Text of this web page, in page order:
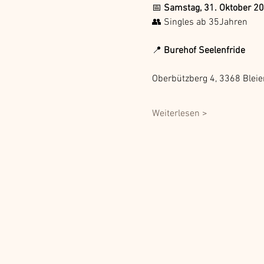
📅 Samstag, 31. Oktober
👥 Singles ab 35Jahren
📍 Burehof Seelenfride
Oberbützberg 4, 3368
Weiterlesen >